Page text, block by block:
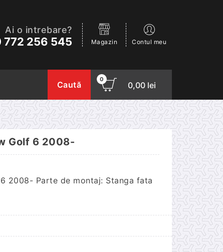
Ai o intrebare?
772 256 545 Magazin Contul meu
Caută
0
0,00 lei
Golf 6 2008-
2008- Parte de montaj: Stanga fata